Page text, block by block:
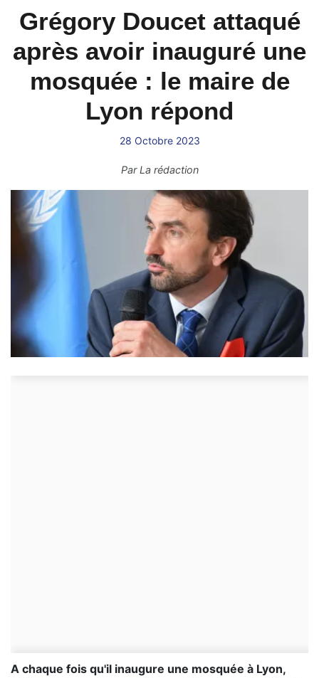
Grégory Doucet attaqué
après avoir inauguré une
mosquée : le maire de
Lyon répond
28 Octobre 2023
ParLa rédaction
A chaque fois qu'il inaugure une mosquée à Lyon,